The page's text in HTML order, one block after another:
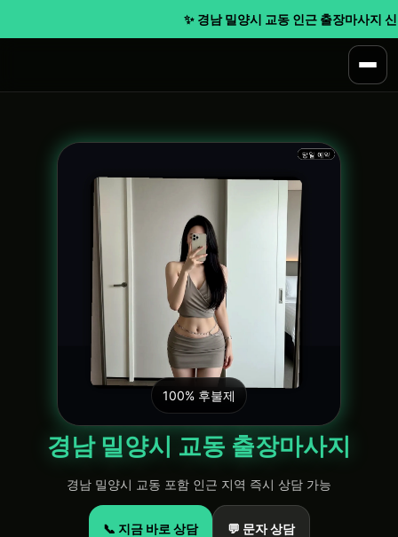
✨ 경남 밀양시 교동 인근 출장마사지 신
100% 후불제
경남 밀양시 교동 출장마사지
경남 밀양시 교동 포함 인근 지역 즉시 상담 가능
📞 지금 바로 상담 💬 문자 상담